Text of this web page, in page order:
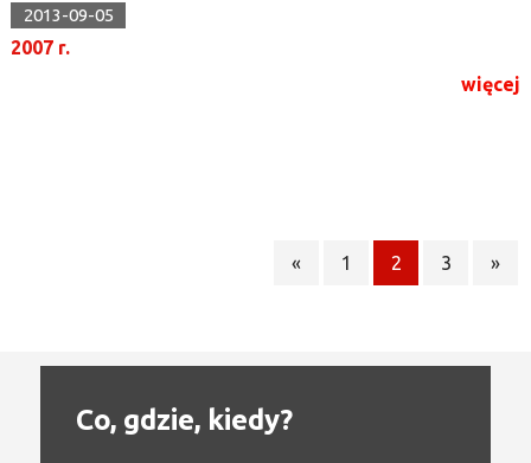
2013-09-05
2007 r.
więcej
« 1 2 3 »
Co, gdzie, kiedy?